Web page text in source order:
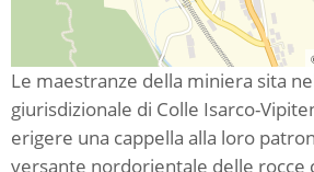
Le maestranze della miniera sita
giurisdizionale di Colle Isarco-
erigere una cappella alla loro
versante nordorientale delle rocce